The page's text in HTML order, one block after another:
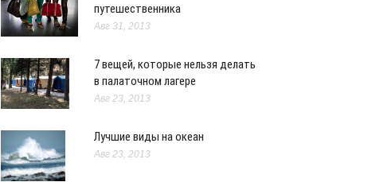
путешественника
Авг 31, 2013
7 вещей, которые нельзя делать
в палаточном лагере
Авг 23, 2013
Лучшие виды на океан
Авг 23, 2013